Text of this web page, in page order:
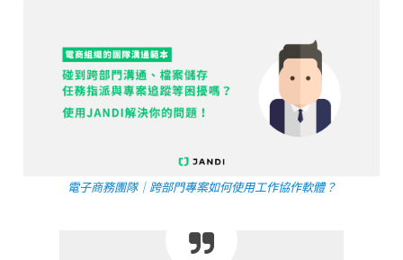
電子商務團隊｜跨部門專案如何使用工作協作軟體？